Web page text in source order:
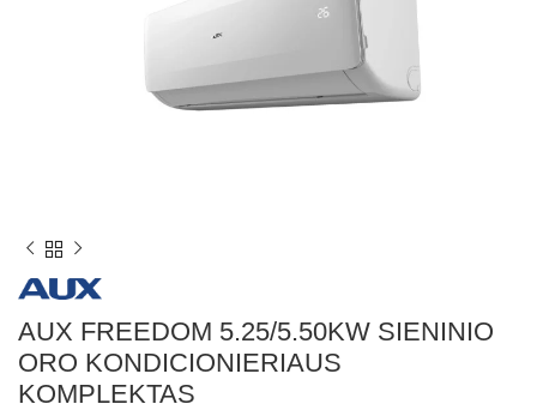
AUX FREEDOM 5.25/5.50KW SIENINIO
ORO KONDICIONIERIAUS
KOMPLEKTAS